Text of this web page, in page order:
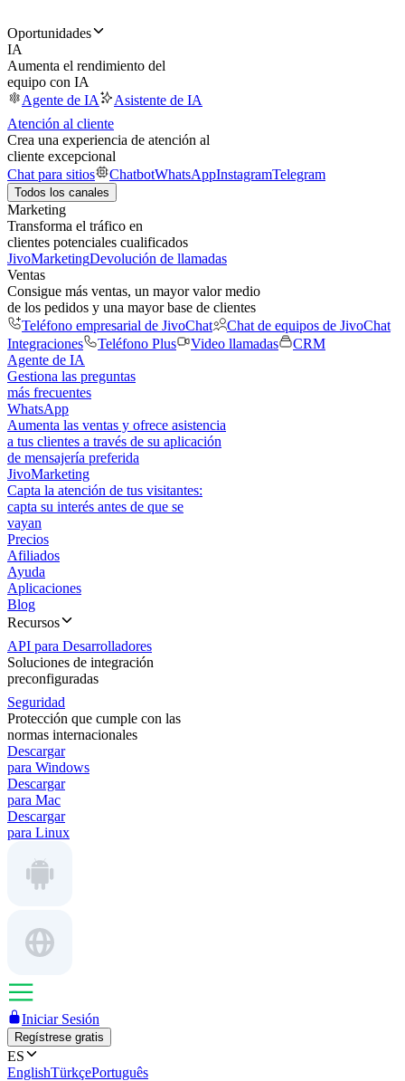
Oportunidades
IA
Aumenta el rendimiento del
equipo con IA
Agente de IA
Asistente de IA
Atención al cliente
Crea una experiencia de atención al
cliente excepcional
Chat para sitios
ChatbotWhatsAppInstagramTelegram
Todos los canales
Marketing
Transforma el tráfico en
clientes potenciales cualificados
JivoMarketingDevolución de llamadas
Ventas
Consigue más ventas, un mayor valor medio
de los pedidos y una mayor base de clientes
Teléfono empresarial de JivoChat
Chat de equipos de JivoChat
Integraciones
Teléfono Plus Video llamadas
CRM
Agente de IA
Gestiona las preguntas
más frecuentes
WhatsApp
Aumenta las ventas y ofrece asistencia
a tus clientes a través de su aplicación
de mensajería preferida
JivoMarketing
Capta la atención de tus visitantes:
capta su interés antes de que se
vayan
Precios
Afiliados
Ayuda
Aplicaciones
Blog
Recursos
API para Desarrolladores
Soluciones de integración
preconfiguradas
Seguridad
Protección que cumple con las
normas internacionales
Descargar
para Windows
Descargar
para Mac
Descargar
para Linux
Iniciar Sesión
Regístrese gratis
ES
EnglishTürkçePortuguês